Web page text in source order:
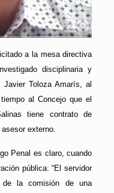
a la mesa directiva
disciplinaria y
Javier Toloza Amarís, al
al Concejo que el
tiene contrato de
externo.
Penal es claro, cuando
pública: “El servidor
de la comisión de una